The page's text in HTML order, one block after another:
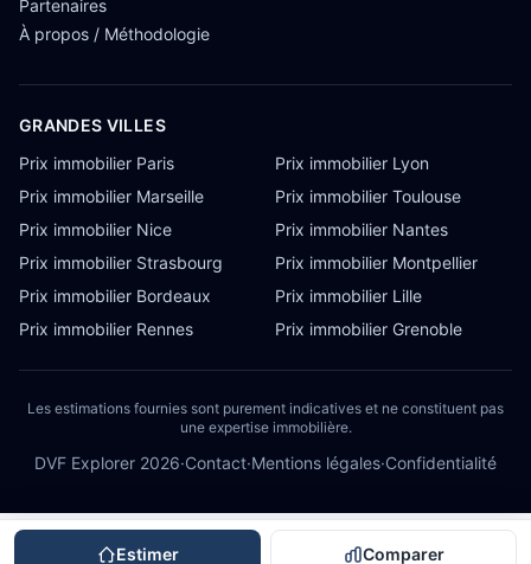
Estimer Comparer
Partenaires
À propos / Méthodologie
GRANDES VILLES
Prix immobilier Paris
Prix immobilier Lyon
Prix immobilier Marseille
Prix immobilier Toulouse
Prix immobilier Nice
Prix immobilier Nantes
Prix immobilier Strasbourg
Prix immobilier Montpellier
Prix immobilier Bordeaux
Prix immobilier Lille
Prix immobilier Rennes
Prix immobilier Grenoble
Les estimations fournies sont purement indicatives et ne constituent pas
une expertise immobilière.
DVF Explorer 2026·Contact·Mentions légales·Confidentialité